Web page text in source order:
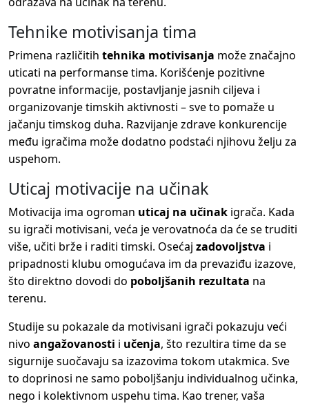
Tehnike motivisanja tima
Primena različitih tehnika motivisanja može značajno
uticati na performanse tima. Korišćenje pozitivne
povratne informacije, postavljanje jasnih ciljeva i
organizovanje timskih aktivnosti – sve to pomaže u
jačanju timskog duha. Razvijanje zdrave konkurencije
među igračima može dodatno podstaći njihovu želju za
uspehom.
Uticaj motivacije na učinak
Motivacija ima ogroman uticaj na učinak igrača. Kada
su igrači motivisani, veća je verovatnoća da će se truditi
više, učiti brže i raditi timski. Osećaj zadovoljstva i
pripadnosti klubu omogućava im da prevaziđu izazove,
što direktno dovodi do poboljšanih rezultata na
terenu.
Studije su pokazale da motivisani igrači pokazuju veći
nivo angažovanosti i učenja, što rezultira time da se
sigurnije suočavaju sa izazovima tokom utakmica. Sve
to doprinosi ne samo poboljšanju individualnog učinka,
nego i kolektivnom uspehu tima. Kao trener, vaša